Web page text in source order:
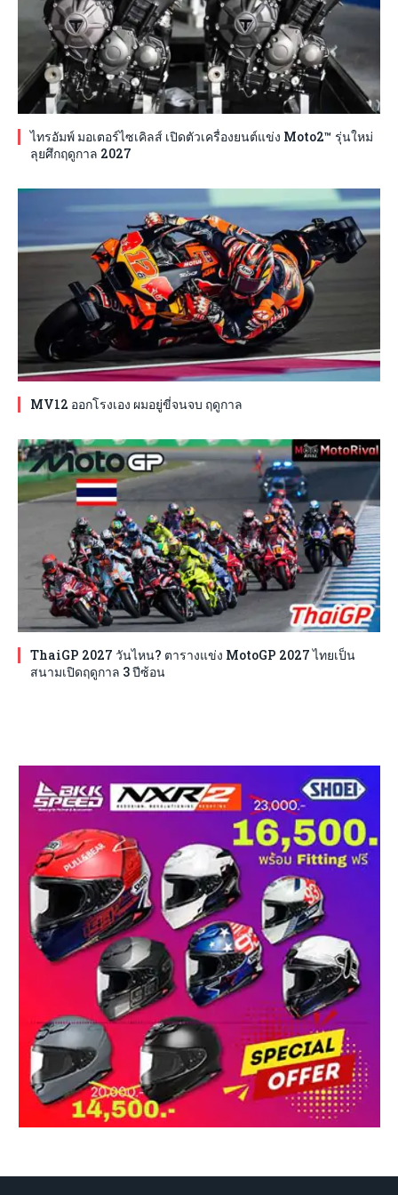
ไทรอัมพ์ มอเตอร์ไซเคิลส์ เปิดตัวเครื่องยนต์แข่ง Moto2™ รุ่นใหม่
ลุยศึกฤดูกาล 2027
MV12 ออกโรงเอง ผมอยู่ขี่จนจบ ฤดูกาล
ThaiGP 2027 วันไหน? ตารางแข่ง MotoGP 2027 ไทยเป็น
สนามเปิดฤดูกาล 3 ปีซ้อน